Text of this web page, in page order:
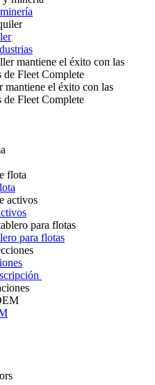
el éxito con las
de Fleet Complete
para flotas